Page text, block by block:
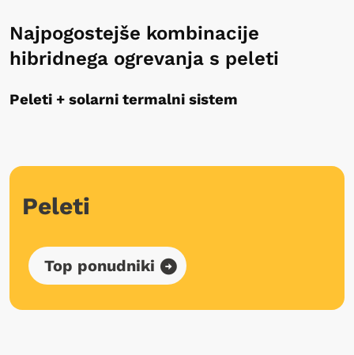
Najpogostejše kombinacije
hibridnega ogrevanja s peleti
Peleti + solarni termalni sistem
Peleti
Top ponudniki